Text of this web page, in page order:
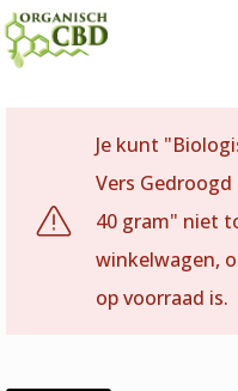
Je kunt
Vers Gedroogd
40 gram" niet
winkelwagen,
op voorraad is.